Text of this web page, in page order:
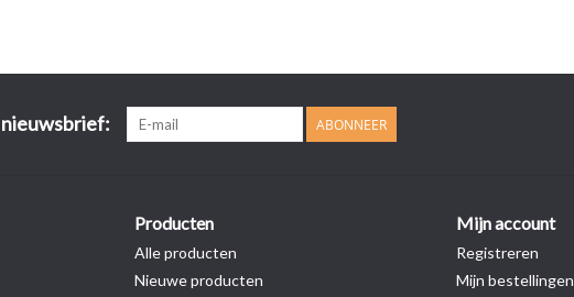
nieuwsbrief: ABONNEER
Producten
Alle producten
Nieuwe producten
Mijn account
Registreren
Mijn bestellingen